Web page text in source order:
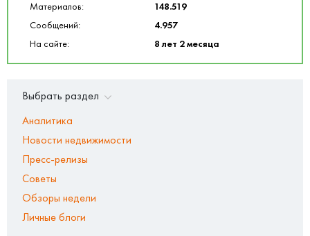
Материалов:
148.519
Сообщений:
4.957
На сайте:
8 лет 2 месяца
Выбрать раздел
Аналитика
Новости недвижимости
Пресс-релизы
Советы
Обзоры недели
Личные блоги